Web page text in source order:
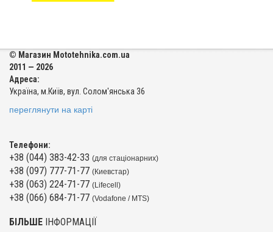
© Магазин Mototehnika.com.ua
2011 — 2026
Адреса:
Україна, м.Київ, вул. Солом'янська 36
переглянути на карті
Телефони:
+38 (044) 383-42-33 (для стаціонарних)
+38 (097) 777-71-77 (Киевстар)
+38 (063) 224-71-77 (Lifecell)
+38 (066) 684-71-77 (Vodafone / MTS)
БІЛЬШЕ ІНФОРМАЦІЇ